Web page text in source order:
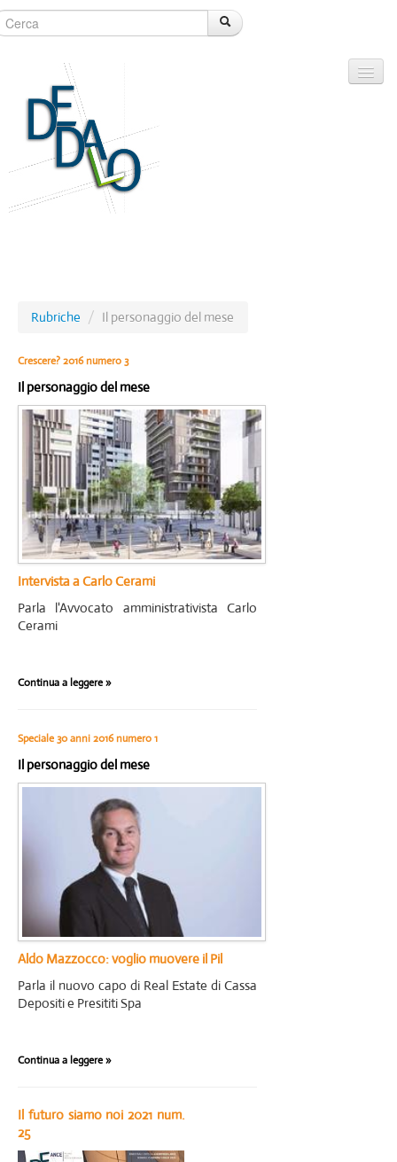
Argomenti
Rubriche
Archivio
Chi siamo
Registrazione
Rubriche / Il personaggio del mese
Crescere? 2016 numero 3
Il personaggio del mese
Intervista a Carlo Cerami
Parla l'Avvocato amministrativista Carlo
Cerami
Continua a leggere »
Speciale 30 anni 2016 numero 1
Il personaggio del mese
Aldo Mazzocco: voglio muovere il Pil
Parla il nuovo capo di Real Estate di Cassa
Depositi e Presititi Spa
Continua a leggere »
Il futuro siamo noi 2021 num.
25